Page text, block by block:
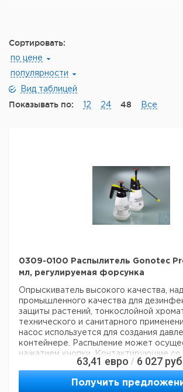
Сортировать:
по цене
популярности
Вид таблицей
Показывать по: 12 24 48 Все
0309-0100 Распылитель Gonotec
мл, регулируемая форсунка
Опрыскиватель высокого качества,
промышленного качества для
защиты растений, тонкослойной
технического и санитарного
насос используется для создания
контейнере. Распыление может
нажатием кнопки.
Контактирующие со
детали PP, PE, армированные
V2A, FKMБутылка из HDPEДиаметр
Регулируемая форсункаВыпускной до
63,41 евро / 6 027
Получить